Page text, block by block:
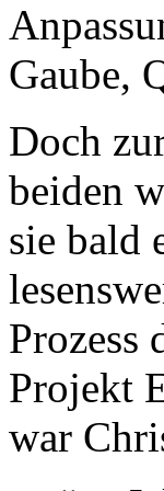
Gaube,
Doch
beiden
sie bald
Prozess
Projekt
war